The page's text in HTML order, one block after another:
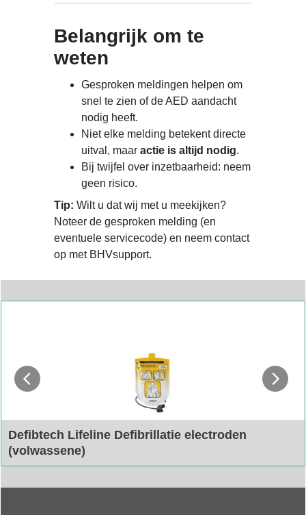
Belangrijk om te
weten
Gesproken meldingen helpen om
snel te zien of de AED aandacht
nodig heeft.
Niet elke melding betekent directe
uitval, maar actie is altijd nodig.
Bij twijfel over inzetbaarheid: neem
geen risico.
Tip: Wilt u dat wij met u meekijken?
Noteer de gesproken melding (en
eventuele servicecode) en neem contact
op met BHVsupport.
Defibtech Lifeline Defibrillatie electroden
(volwassene)